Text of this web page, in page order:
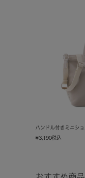
ハンドル付きミニシ
¥3,190税込